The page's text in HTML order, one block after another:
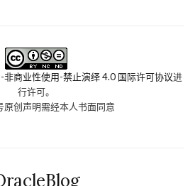
非商业性使用-禁止演绎 4.0 国际许可协议进
行许可。
原创声明需经本人书面同意